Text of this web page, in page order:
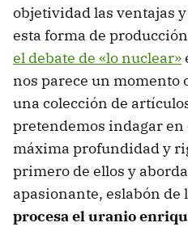
objetividad las ventajas
esta forma de
el debate de «lo nuclear»
nos parece un
una colección de
pretendemos indagar en
máxima profundidad y
primero de ellos y
apasionante, eslabón de
procesa el uranio